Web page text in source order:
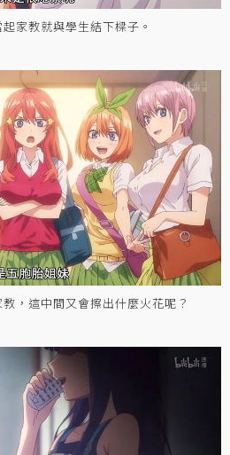
家教就與學生結下樑子。
，這中間又會擦出什麼火花呢？